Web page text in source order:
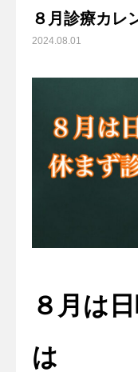
８月診療カレ
2024.08.01
８月は
は
診療メニュー
お問い合わせ